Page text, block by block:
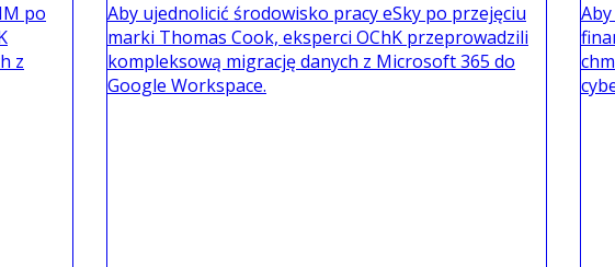
po
z
Aby ujednolicić środowisko pracy eSky po przejęciu
marki Thomas Cook, eksperci OChK przeprowadzili
kompleksową migrację danych z Microsoft 365 do
Google Workspace.